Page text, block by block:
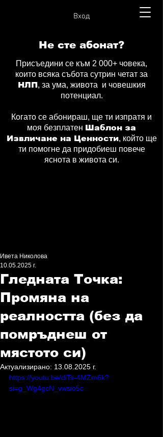
Вход
Не сте абонат?
Присъедини се към 2 000+ човека,
които всяка събота сутрин четат за
НЛП, за ума, живота и човешкия
потенциал.
Когато се абонираш, ще ти изпратя и
моя безплатен Шаблон за
Извличане на Ценности, който ще
ти помогне да придобиеш повече
яснота в живота си.
Гледната Точка:
Промяна на
реалността (без да
помръднеш от
мястото си)
Ивета Николова
10.05.2025 г.
Актуализирано: 13.08.2025 г.
https://youtu.be/diTs-4MZm6k?
si=g_Wg4gcN_vwsio5c